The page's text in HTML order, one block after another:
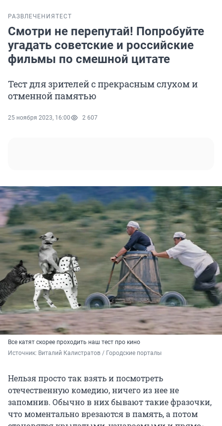
РАЗВЛЕЧЕНИЯ ТЕСТ
Смотри не перепутай! Попробуйте
угадать советские и российские
фильмы по смешной цитате
Тест для зрителей с прекрасным слухом и
отменной памятью
25 ноября 2023, 16:00 2 607
Все катят скорее проходить наш тест про кино
Источник: Виталий Калистратов / Городские порталы
Нельзя просто так взять и посмотреть
отечественную комедию, ничего из нее не
запомнив. Обычно в них бывают такие фразочки,
что моментально врезаются в память, а потом